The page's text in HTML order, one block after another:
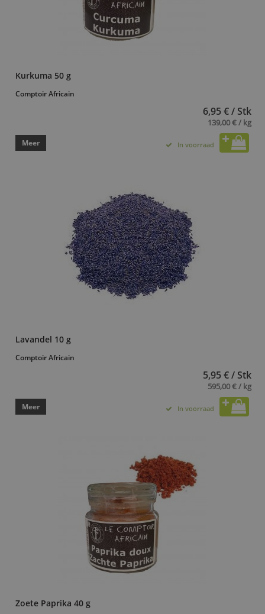
Kurkuma 50 g
Comptoir Africain
6,95 € / Stk
139,00 € / kg
Meer In voorraad
Lavandel 10 g
Comptoir Africain
5,95 € / Stk
595,00 € / kg
Meer In voorraad
Zoete Paprika 40 g